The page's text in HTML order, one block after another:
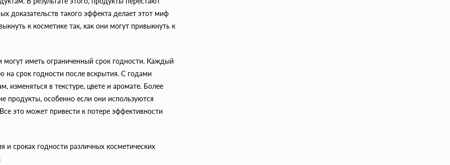
доказательств такого эффекта делает этот миф
к косметике так, как они могут привыкнуть к
иметь ограниченный срок годности. Каждый
на срок годности после вскрытия. С годами
изменяться в текстуре, цвете и аромате. Более
продукты, особенно если они используются
это может привести к потере эффективности
сроках годности различных косметических